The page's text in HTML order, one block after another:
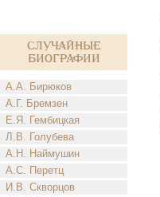
Случайные
биографии
А.А. Бирюков
А.Г. Бремзен
Е.Я. Гембицкая
Л.В. Голубева
А.Н. Наймушин
А.С. Перетц
И.В. Скворцов